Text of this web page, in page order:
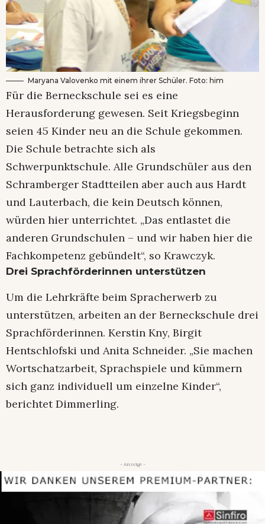
Maryana Valovenko mit einem ihrer Schüler. Foto: him
Für die Berneckschule sei es eine
Herausforderung gewesen. Seit Kriegsbeginn
seien 45 Kinder neu an die Schule gekommen.
Die Schule betrachte sich als
Schwerpunktschule. Alle Grundschüler aus den
Schramberger Stadtteilen aber auch aus Hardt
und Lauterbach, die kein Deutsch können,
würden hier unterrichtet. „Das entlastet die
anderen Grundschulen – und wir haben hier die
Fachkompetenz gebündelt“, so Krawczyk.
Drei Sprachförderinnen unterstützen
Um die Lehrkräfte beim Spracherwerb zu
unterstützen, arbeiten an der Berneckschule drei
Sprachförderinnen. Kerstin Kny, Birgit
Hentschlofski und Anita Schneider. „Sie machen
Wortschatzarbeit, Sprachspiele und kümmern
sich ganz individuell um einzelne Kinder“,
berichtet Dimmerling.
- Anzeige -